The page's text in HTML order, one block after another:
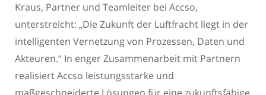
Kraus, Partner und Teamleiter bei Accso,
unterstreicht: „Die Zukunft der Luftfracht liegt in der
intelligenten Vernetzung von Prozessen, Daten und
Akteuren.“ In enger Zusammenarbeit mit Partnern
realisiert Accso leistungsstarke und